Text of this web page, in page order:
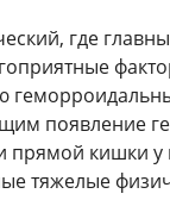
где
появление
прямой кишки у
тяжелые